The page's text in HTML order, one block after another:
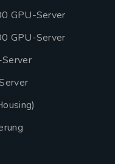
GPU-Server
GPU-Server